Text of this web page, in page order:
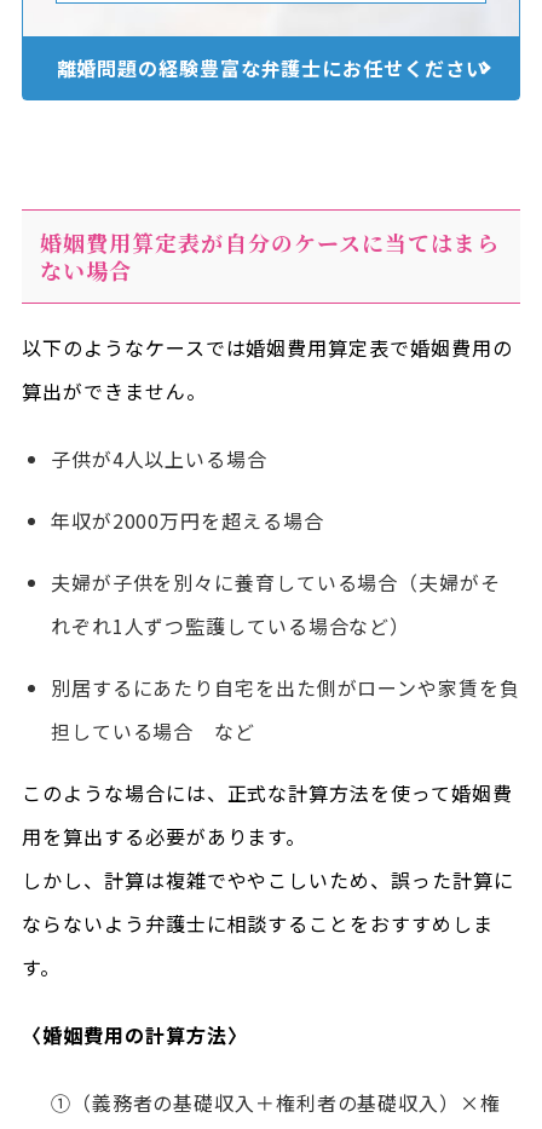
離婚問題の経験豊富な弁護士にお任せください
婚姻費用算定表が自分のケースに当てはまら
ない場合
以下のようなケースでは婚姻費用算定表で婚姻費用の
算出ができません。
子供が4人以上いる場合
年収が2000万円を超える場合
夫婦が子供を別々に養育している場合（夫婦がそ
れぞれ1人ずつ監護している場合など）
別居するにあたり自宅を出た側がローンや家賃を負
担している場合 など
このような場合には、正式な計算方法を使って婚姻費
用を算出する必要があります。
しかし、計算は複雑でややこしいため、誤った計算に
ならないよう弁護士に相談することをおすすめしま
す。
〈婚姻費用の計算方法〉
①（義務者の基礎収入＋権利者の基礎収入）×権